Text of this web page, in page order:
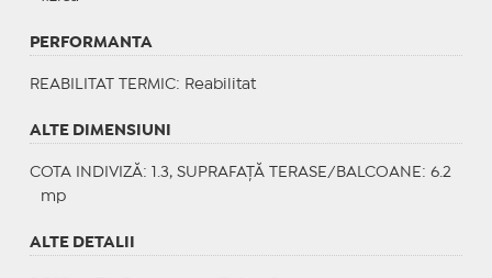
PERFORMANTA
REABILITAT TERMIC: Reabilitat
ALTE DIMENSIUNI
COTA INDIVIZĂ: 1.3, SUPRAFAȚĂ TERASE/BALCOANE: 6.2
mp
ALTE DETALII